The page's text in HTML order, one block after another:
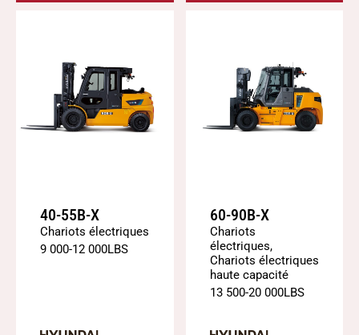
40-55B-X
Chariots électriques
9 000-12 000LBS
60-90B-X
Chariots
électriques,
Chariots électriques
haute capacité
13 500-20 000LBS